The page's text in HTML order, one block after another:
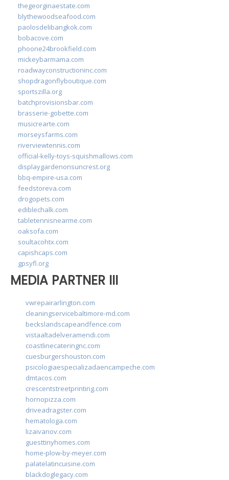
thegeorginaestate.com
blythewoodseafood.com
paolosdelibangkok.com
bobacove.com
phoone24brookfield.com
mickeybarmama.com
roadwayconstructioninc.com
shopdragonflyboutique.com
sportszilla.org
batchprovisionsbar.com
brasserie-gobette.com
musicrearte.com
morseysfarms.com
riverviewtennis.com
official-kelly-toys-squishmallows.com
displaygardenonsuncrest.org
bbq-empire-usa.com
feedstoreva.com
drogopets.com
ediblechalk.com
tabletennisnearme.com
oaksofa.com
soultacohtx.com
capishcaps.com
gpsyfl.org
MEDIA PARTNER III
vwrepairarlington.com
cleaningservicebaltimore-md.com
beckslandscapeandfence.com
vistaaltadelveramendi.com
coastlinecateringnc.com
cuesburgershouston.com
psicologiaespecializadaencampeche.com
dmtacos.com
crescentstreetprinting.com
hornopizza.com
driveadragster.com
hematologa.com
lizaivanov.com
guesttinyhomes.com
home-plow-by-meyer.com
palatelatincuisine.com
blackdoglegacy.com